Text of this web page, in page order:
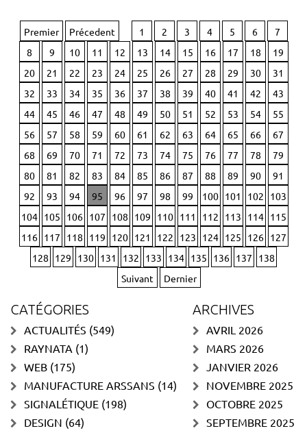
Premier Précedent 1 2 3 4 5 6
7
8
9 10 11 12 13 14 15 16 17 18
19
20
21 22 23 24 25 26 27 28 29 30
31
32
33 34 35 36 37 38 39 40 41 42
43
44
45 46 47 48 49 50 51 52 53 54
55
56
57 58 59 60 61 62 63 64 65 66
67
68
69 70 71 72 73 74 75 76 77 78
79
80
81 82 83 84 85 86 87 88 89 90
91
92
93 94 95 96 97 98 99 100 101 102
103
104 105 106 107 108 109 110 111 112 113 114 115
116 117 118 119 120 121 122 123 124 125 126 127
128
129 130 131 132 133 134 135 136 137
138
Suivant
Dernier
CATÉGORIES
ACTUALITÉS (549)
RAYNATA (1)
WEB (175)
MANUFACTURE ARSSANS (14)
SIGNALÉTIQUE (198)
DESIGN (64)
ARCHIVES
AVRIL 2026
MARS 2026
JANVIER 2026
NOVEMBRE 2025
OCTOBRE 2025
SEPTEMBRE 2025